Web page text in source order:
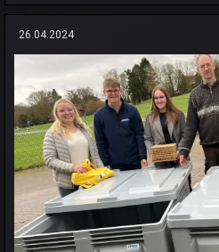
26.04.2024